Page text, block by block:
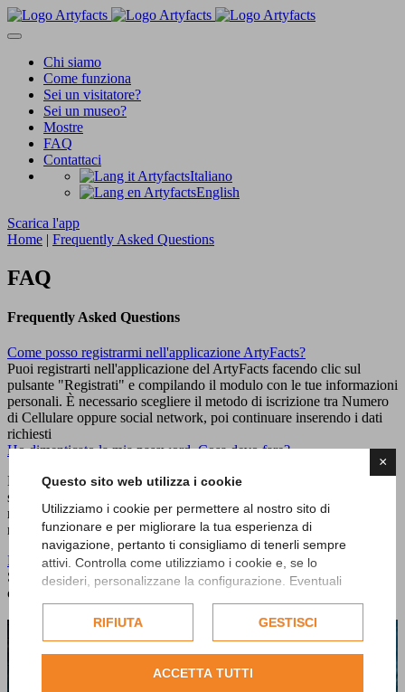
×
Questo sito web utilizza i cookie
Utilizziamo i cookie per permettere al nostro sito di
funzionare e per migliorare la tua esperienza di
navigazione, pertanto ti consigliamo di tenerli sempre
attivi. Controlla come utilizziamo i cookie e, se lo
desideri, personalizzane la configurazione. Eventuali
esclusivamente previa acquisizione del consenso
RIFIUTA GESTISCI
ACCETTA TUTTI
Chi siamo
Come funziona
Sei un visitatore?
Sei un museo?
Mostre
FAQ
Contattaci
Italiano
English
Scarica l'app
Home | Frequently Asked Questions
FAQ
Frequently Asked Questions
Come posso registrarmi nell'applicazione ArtyFacts?
Puoi registrarti nell'applicazione del ArtyFacts facendo clic sul
pulsante "Registrati" e compilando il modulo con le tue informazioni
personali. È necessario scegliere il metodo di iscrizione tra Numero
di Cellulare oppure social network, poi continuare inserendo i dati
richiesti
Ho dimenticato la mia password. Cosa devo fare?
Non esiste password. ArtyFacts è talmente semplice che ti chiederà
semplicemente il tuo numero di cellulare, inviandoti un codice
numerico per verificare che sia veramente il tuo. In qualunque
momento potrai effettuare facilmente l'accesso.
Posso salvare le opere d'arte preferite nell'applicazione?
Sì, puoi aggiungere opere d'arte alla tua lista dei preferiti facendo
clic sull'icona del cuore accanto all'opera desiderata.
Desideri ricevere maggiori informazioni?
Un membro del nostro team ti contatterà al più presto!